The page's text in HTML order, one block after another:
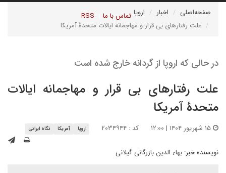
تماس با ما RSS صفحه‌اصلی اخبار
اروپا
علت رفتارهای بی قرار و مهاجمانه ایالات متحدۀ آمریکا
در حالی که اروپا از گردانه خارج شده است
علت رفتارهای بی قرار و مهاجمانه ایالات
متحدۀ آمریکا
کد : ۲۰۳۴۹۴۴ اروپا آمریکا نگاه ایرانی
نویسنده خبر: بهاء الدین بازرگانی گیلانی